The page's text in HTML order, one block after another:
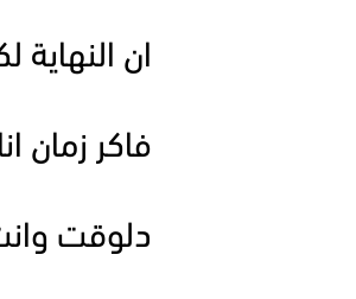
ان النهاية
فاكر زمان
دلوقت